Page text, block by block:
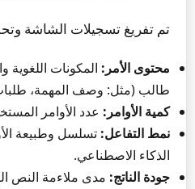
تم تفريغ تسجيلات الشاشة
محتوى الأمر: المكونات اللغوية
طالب (مثل: وصف المهمة، طلبات
كمية الأوامر: عدد الأوامر
نمط التفاعل: تسلسل وطبيعة
الذكاء الاصطناعي.
جودة الناتج: مدى ملاءمة النص